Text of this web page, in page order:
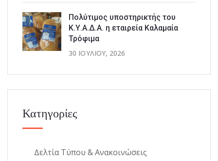
Πολύτιμος υποστηρικτής του
Κ.Υ.Α.Δ.Α. η εταιρεία Καλαμαία
Τρόφιμα
30 ΙΟΥΛΊΟΥ, 2026
Κατηγορίες
Δελτία Τύπου & Ανακοινώσεις